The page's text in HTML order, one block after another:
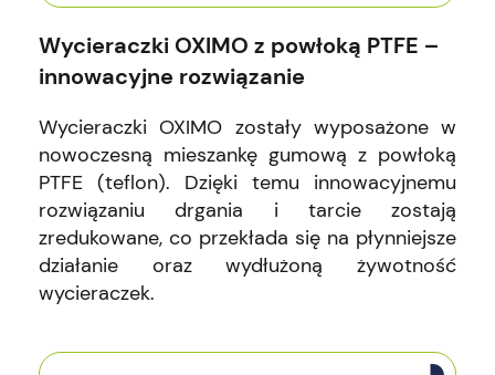
Wycieraczki OXIMO z powłoką PTFE –
innowacyjne rozwiązanie
Wycieraczki OXIMO zostały wyposażone w
nowoczesną mieszankę gumową z powłoką
PTFE (teflon). Dzięki temu innowacyjnemu
rozwiązaniu drgania i tarcie zostają
zredukowane, co przekłada się na płynniejsze
działanie oraz wydłużoną żywotność
wycieraczek.